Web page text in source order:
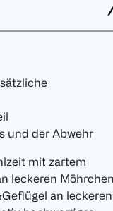
und der Abwehr
mit zartem
leckeren
an leckeren